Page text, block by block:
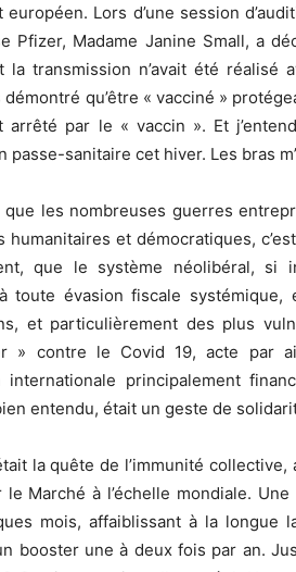
européen. Lors d’une session
Pfizer, Madame Janine Small, a
la transmission n’avait été
démontré qu’être « vacciné »
arrêté par le « vaccin ». Et
passe-sanitaire cet hiver. Les bras
que les nombreuses guerres
humanitaires et démocratiques,
que le système néolibéral, si
toute évasion fiscale
et particulièrement des plus
» contre le Covid 19, acte par
internationale principalement
entendu, était un geste de
la quête de l’immunité
le Marché à l’échelle mondiale.
mois, affaiblissant à la longue
booster une à deux fois par an.